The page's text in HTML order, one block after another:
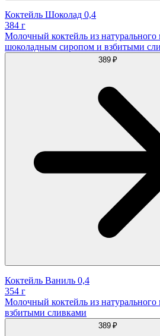
Коктейль Шоколад 0,4
384 г
Молочный коктейль из натурального
шоколадным сиропом и взбитыми
389 ₽
Коктейль Ваниль 0,4
354 г
Молочный коктейль из
взбитыми сливками
389 ₽